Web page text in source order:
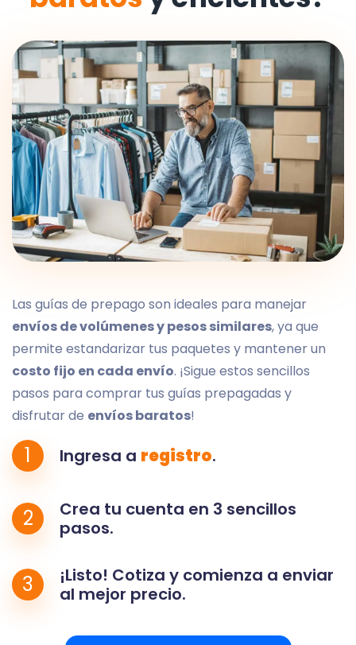
Las guías de prepago son ideales para manejar
envíos de volúmenes y pesos similares, ya que
permite estandarizar tus paquetes y mantener un
costo fijo en cada envío. ¡Sigue estos sencillos
pasos para comprar tus guías prepagadas y
disfrutar de envíos baratos!
1 Ingresa a registro.
2
Crea tu cuenta en 3 sencillos
pasos.
3
¡Listo! Cotiza y comienza a enviar
al mejor precio.